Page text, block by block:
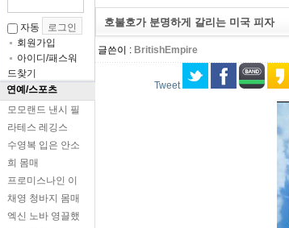
자동
회원가입
아이디/패스워
드찾기
연예/스포츠
모모랜드 낸시 필
라테스 레깅스
수영복 입은 안소
희 몸매
프로미스나인 이
채영 청바지 몸매
엑신 노바 영끌했
호불호가 분명하게 갈리는 미국 피자
글쓴이 : BritishEmpire
Tweet